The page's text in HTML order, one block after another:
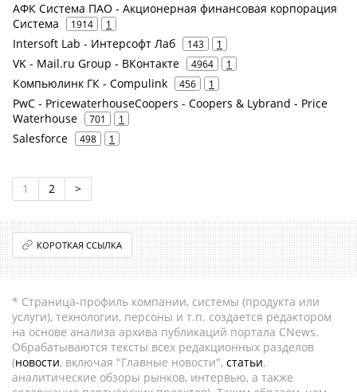
АФК Система ПАО - Акционерная финансовая корпорация
Система
1914 1
Intersoft Lab - Интерсофт Лаб 143 1
VK - Mail.ru Group - ВКонтакте 4964 1
Компьюлинк ГК - Compulink 456 1
PwC - PricewaterhouseCoopers - Coopers & Lybrand - Price
Waterhouse
701 1
Salesforce 498 1
1 2 >
КОРОТКАЯ ССЫЛКА
* Страница-профиль компании, системы (продукта или
услуги), технологии, персоны и т.п. создается редактором
на основе анализа архива публикаций портала CNews.
Обрабатываются тексты всех редакционных разделов
(новости, включая "Главные новости", статьи,
аналитические обзоры рынков, интервью, а также